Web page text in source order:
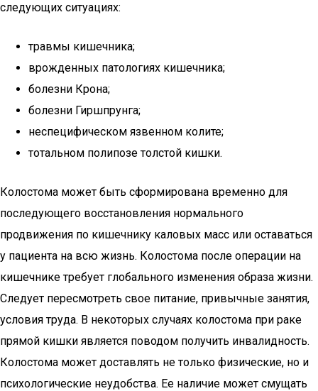
следующих ситуациях:
травмы кишечника;
врожденных патологиях кишечника;
болезни Крона;
болезни Гиршпрунга;
неспецифическом язвенном колите;
тотальном полипозе толстой кишки.
Колостома может быть сформирована временно для
последующего восстановления нормального
продвижения по кишечнику каловых масс или оставаться
у пациента на всю жизнь. Колостома после операции на
кишечнике требует глобального изменения образа жизни.
Следует пересмотреть свое питание, привычные занятия,
условия труда. В некоторых случаях колостома при раке
прямой кишки является поводом получить инвалидность.
Колостома может доставлять не только физические, но и
психологические неудобства. Ее наличие может смущать